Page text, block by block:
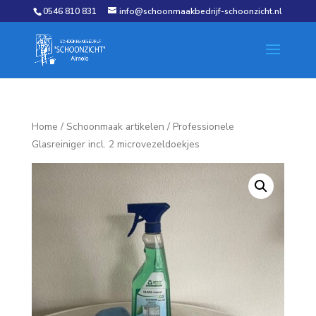
0546 810 831 info@schoonmaakbedrijf-schoonzicht.nl
Home / Schoonmaak artikelen / Professionele
Glasreiniger incl. 2 microvezeldoekjes